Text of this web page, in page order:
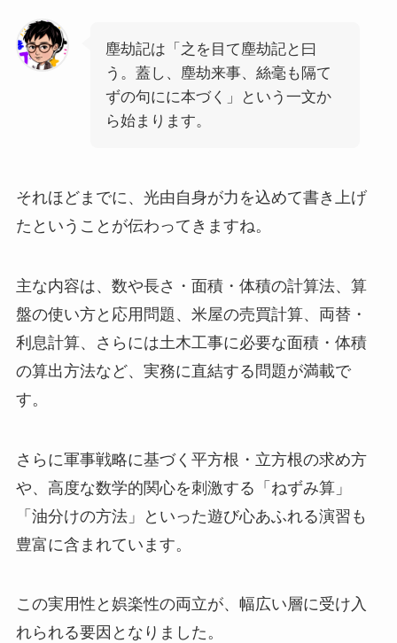
塵劫記は「之を目て塵劫記と曰
う。蓋し、塵劫来事、絲毫も隔て
ずの句にに本づく」という一文か
ら始まります。
それほどまでに、光由自身が力を込めて書き上げ
たということが伝わってきますね。
主な内容は、数や長さ・面積・体積の計算法、算
盤の使い方と応用問題、米屋の売買計算、両替・
利息計算、さらには土木工事に必要な面積・体積
の算出方法など、実務に直結する問題が満載で
す。
さらに軍事戦略に基づく平方根・立方根の求め方
や、高度な数学的関心を刺激する「ねずみ算」
「油分けの方法」といった遊び心あふれる演習も
豊富に含まれています。
この実用性と娯楽性の両立が、幅広い層に受け入
れられる要因となりました。